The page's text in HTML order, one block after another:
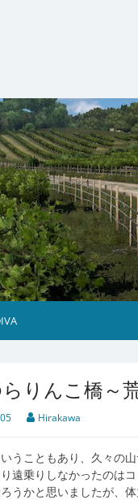
りんこ橋～
Hirakawa
うこともあり、久々の
遠乗りしなかったのは
うかと思いましたが、